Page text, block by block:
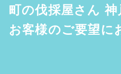
町の伐採屋さん 神
お客様のご要望に